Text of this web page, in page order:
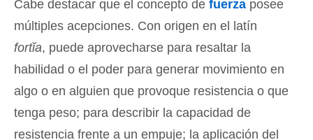
Cabe destacar que el concepto de fuerza posee
múltiples acepciones. Con origen en el latín
fortĭa, puede aprovecharse para resaltar la
habilidad o el poder para generar movimiento en
algo o en alguien que provoque resistencia o que
tenga peso; para describir la capacidad de
resistencia frente a un empuje; la aplicación del